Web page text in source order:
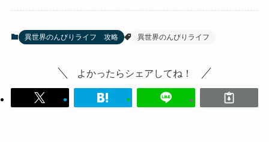
異世界のんびりライフ 攻略 異世界のんびりライフ
よかったらシェアしてね！